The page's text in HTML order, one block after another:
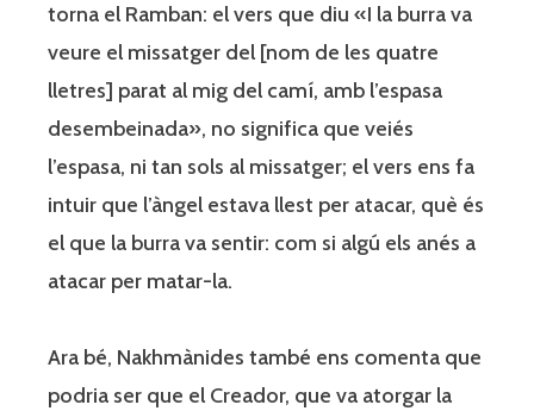
torna el Ramban: el vers que diu «I la burra va
veure el missatger del [nom de les quatre
lletres] parat al mig del camí, amb l’espasa
desembeinada», no significa que veiés
l’espasa, ni tan sols al missatger; el vers ens fa
intuir que l’àngel estava llest per atacar, què és
el que la burra va sentir: com si algú els anés a
atacar per matar-la.
Ara bé, Nakhmànides també ens comenta que
podria ser que el Creador, que va atorgar la